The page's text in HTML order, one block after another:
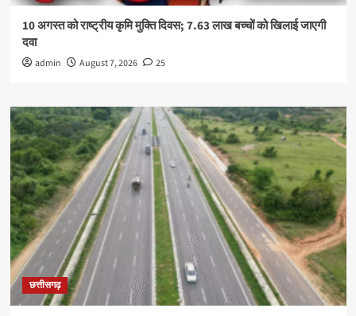
10 अगस्त को राष्ट्रीय कृमि मुक्ति दिवस; 7.63 लाख बच्चों को खिलाई जाएगी
दवा
admin August 7, 2026 25
छत्तीसगढ़